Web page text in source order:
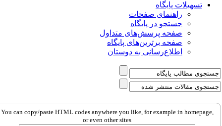
تسهیلات پایگاه
راهنمای صفحات
جستجو در پایگاه
صفحه پرسش‌های متداول
صفحه برترین‌های پایگاه
اطلاع‌رسانی به دوستان
You can copy/paste HTML codes anywhere you like, for example in homepage,
or even other sites